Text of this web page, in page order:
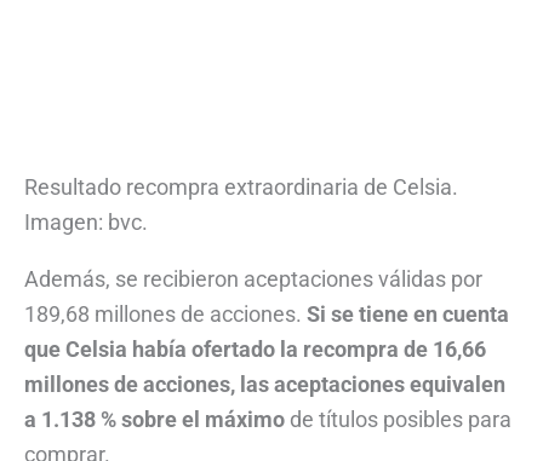
Resultado recompra extraordinaria de Celsia.
Imagen: bvc.
Además, se recibieron aceptaciones válidas por
189,68 millones de acciones. Si se tiene en cuenta
que Celsia había ofertado la recompra de 16,66
millones de acciones, las aceptaciones equivalen
a 1.138 % sobre el máximo de títulos posibles para
comprar.